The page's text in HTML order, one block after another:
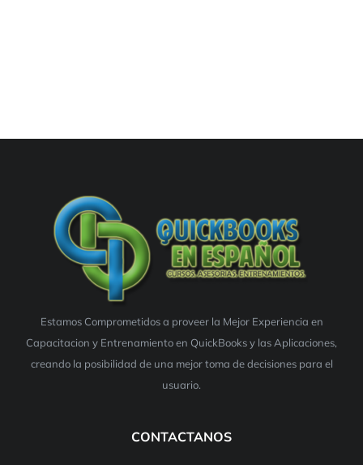
Estamos Comprometidos a proveer la Mejor Experiencia en
Capacitacion y Entrenamiento en QuickBooks y las Aplicaciones,
creando la posibilidad de una mejor toma de decisiones para el
usuario.
CONTACTANOS